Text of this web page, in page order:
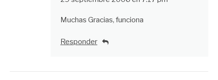
Muchas Gracias, funciona
Responder